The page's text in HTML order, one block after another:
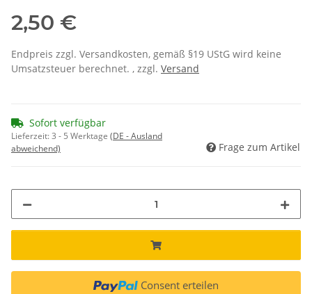
2,50 €
Endpreis zzgl. Versandkosten, gemäß §19 UStG wird keine
Umsatzsteuer berechnet. , zzgl. Versand
Sofort verfügbar
Lieferzeit:3 - 5 Werktage (DE - Ausland
abweichend)
Frage zum Artikel
Consent erteilen